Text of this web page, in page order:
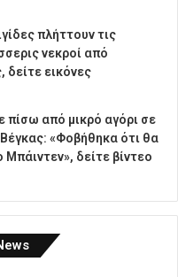
πλήττουν τις
νεκροί από
δείτε εικόνες
πίσω από μικρό αγόρι σε
«Φοβήθηκα ότι θα
δείτε βίντεο